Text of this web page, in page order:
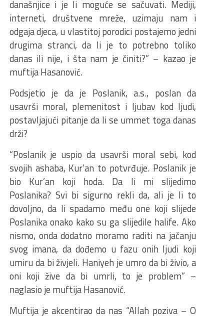
današnjice i je li moguće se sačuvati. Mediji,
interneti, društvene mreže, uzimaju nam i
odgaja djeca, u vlastitoj porodici postajemo jedni
drugima stranci, da li je to potrebno toliko
danas ili nije, i šta nam je činiti?” – kazao je
muftija Hasanović.
Podsjetio je da je Poslanik, a.s., poslan da
usavrši moral, plemenitost i ljubav kod ljudi,
postavljajući pitanje da li se ummet toga danas
drži?
“Poslanik je uspio da usavrši moral sebi, kod
svojih ashaba, Kur’an to potvrđuje. Poslanik je
bio Kur’an koji hoda. Da li mi slijedimo
Poslanika? Svi bi sigurno rekli da, ali je li to
dovoljno, da li spadamo među one koji slijede
Poslanika onako kako su ga slijedile halife. Ako
nismo, onda dodatno moramo raditi na jačanju
svog imana, da dođemo u fazu onih ljudi koji
umiru da bi živjeli. Haniyeh je umro da bi živio, a
oni koji žive da bi umrli, to je problem” –
naglasio je muftija Hasanović.
Muftija je akcentirao da nas “Allah poziva – O